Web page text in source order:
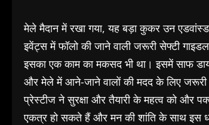
मेले मैदान में रखा गया, यह बड़ा कुकर उन
इवेंट्स में फॉलो की जाने वाली जरूरी सेफ्टी
इसका एक काम का मकसद भी था। इसमें साफ
और मेले में आने-जाने वालों की मदद के लिए जरूरी
प्रेस्टीज ने सुरक्षा और तैयारी के महत्व को और
एकत्र हो सकते हैं और मन की शांति के साथ इस